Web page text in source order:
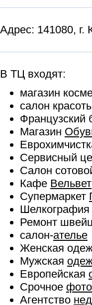
Адрес: 141080, г.
В ТЦ входят:
магазин
салон
Французский
Магазин
Сервисный
Салон
Кафе Вельвет
Супермаркет
Шелкография
Ремонт
салон-ателье
Женская
Мужская
Европейская
Срочное фото
Агентство